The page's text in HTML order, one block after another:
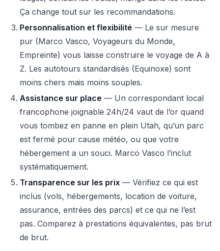
Ça change tout sur les recommandations.
Personnalisation et flexibilité — Le sur mesure
pur (Marco Vasco, Voyageurs du Monde,
Empreinte) vous laisse construire le voyage de A à
Z. Les autotours standardisés (Equinoxe) sont
moins chers mais moins souples.
Assistance sur place — Un correspondant local
francophone joignable 24h/24 vaut de l’or quand
vous tombez en panne en plein Utah, qu’un parc
est fermé pour cause météo, ou que votre
hébergement a un souci. Marco Vasco l’inclut
systématiquement.
Transparence sur les prix — Vérifiez ce qui est
inclus (vols, hébergements, location de voiture,
assurance, entrées des parcs) et ce qui ne l’est
pas. Comparez à prestations équivalentes, pas brut
de brut.